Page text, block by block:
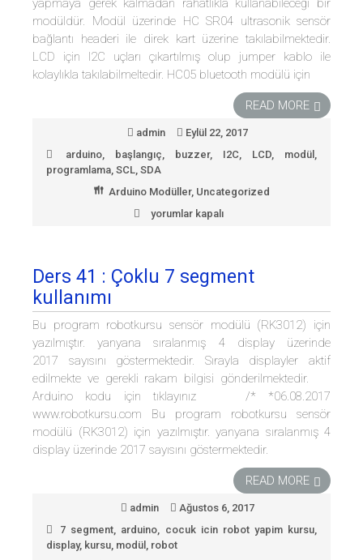
yapmaya gerek kalmadan rahatlıkla kullanabileceği bir
modüldür. Modül üzerinde HC SR04 ultrasonik sensör
bağlantı headeri ile direk kart üzerine takılabilmektedir.
LCD için I2C uçları çıkartılmış olup jumper kablo ile
kolaylıkla takılabilmeltedir. HC05 bluetooth modülü için
READ MORE
admin
Eylül 22, 2017
arduino, başlangıç, buzzer, I2C, LCD, modül ,
programlama, SCL, SDA
Arduino Modüller, Uncategorized
Arduino
için
yorumlar kapalı
Ders 41 : Çoklu 7 segment
kullanımı
Bu program robotkursu sensör modülü (RK3012) için
yazılmıştır. yanyana sıralanmış 4 display üzerinde
2017 sayısını göstermektedir. Sırayla displayler aktif
edilmekte ve gerekli rakam bilgisi gönderilmektedir.
Arduino kodu için tıklayınız /* *06.08.2017
www.robotkursu.com Bu program robotkursu sensör
modülü (RK3012) için yazılmıştır. yanyana sıralanmış 4
display üzerinde 2017 sayısını göstermektedir.
READ MORE
admin
Ağustos 6, 2017
7 segment, arduino, cocuk icin robot yapim kursu,
display, kursu, modül , robot